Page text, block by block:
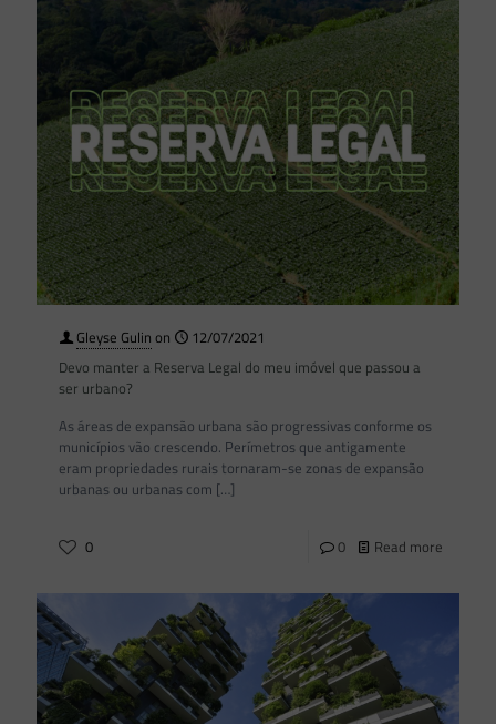
Gleyse Gulin on
12/07/2021
Devo manter a Reserva Legal do meu imóvel que passou a
ser urbano?
As áreas de expansão urbana são progressivas conforme os
municípios vão crescendo. Perímetros que antigamente
eram propriedades rurais tornaram-se zonas de expansão
urbanas ou urbanas com […]
0 0 Read more